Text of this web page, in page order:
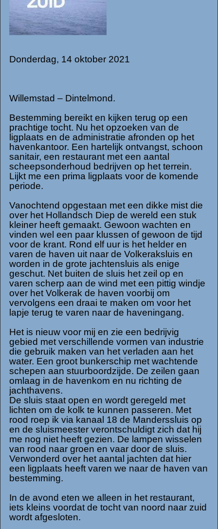
Donderdag, 14 oktober 2021
Willemstad – Dintelmond.
Bestemming bereikt en kijken terug op een
prachtige tocht. Nu het opzoeken van de
ligplaats en de administratie afronden op het
havenkantoor. Een hartelijk ontvangst, schoon
sanitair, een restaurant met een aantal
scheepsonderhoud bedrijven op het terrein.
Lijkt me een prima ligplaats voor de komende
periode.
Vanochtend opgestaan met een dikke mist die
over het Hollandsch Diep de wereld een stuk
kleiner heeft gemaakt. Gewoon wachten en
vinden wel een paar klussen of gewoon de tijd
voor de krant. Rond elf uur is het helder en
varen de haven uit naar de Volkeraksluis en
worden in de grote jachtensluis als enige
geschut. Net buiten de sluis het zeil op en
varen scherp aan de wind met een pittig windje
over het Volkerak de haven voorbij om
vervolgens een draai te maken om voor het
lapje terug te varen naar de haveningang.
Het is nieuw voor mij en zie een bedrijvig
gebied met verschillende vormen van industrie
die gebruik maken van het verladen aan het
water. Een groot bunkerschip met wachtende
schepen aan stuurboordzijde. De zeilen gaan
omlaag in de havenkom en nu richting de
jachthavens.
De sluis staat open en wordt geregeld met
lichten om de kolk te kunnen passeren. Met
rood roep ik via kanaal 18 de Manderssluis op
en de sluismeester verontschuldigt zich dat hij
me nog niet heeft gezien. De lampen wisselen
van rood naar groen en vaar door de sluis.
Verwonderd over het aantal jachten dat hier
een ligplaats heeft varen we naar de haven van
bestemming.
In de avond eten we alleen in het restaurant,
iets kleins voordat de tocht van noord naar zuid
wordt afgesloten.